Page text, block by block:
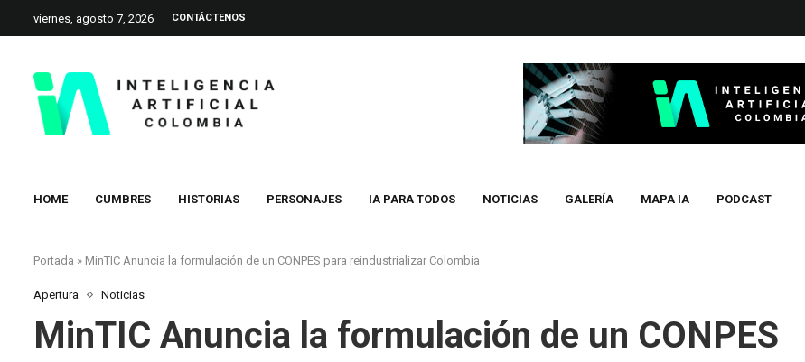
viernes, agosto 7, 2026 CONTÁCTENOS
HOME CUMBRES HISTORIAS PERSONAJES IA PARA TODOS NOTICIAS GALERÍA MAPA IA PODCAST
Portada » MinTIC Anuncia la formulación de un CONPES para reindustrializar Colombia
Apertura Noticias
MinTIC Anuncia la formulación de un CONPES